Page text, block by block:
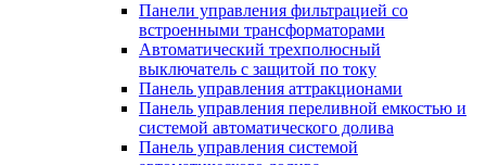
Панели управления фильтрацией cо
встроенными трансформаторами
Автоматический трехполюсный
выключатель с защитой по току
Панель управления аттракционами
Панель управления переливной емкостью и
системой автоматического долива
Панель управления системой